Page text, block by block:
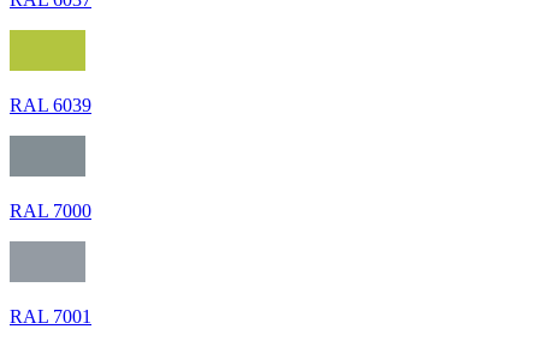
RAL 6039
RAL 7000
RAL 7001